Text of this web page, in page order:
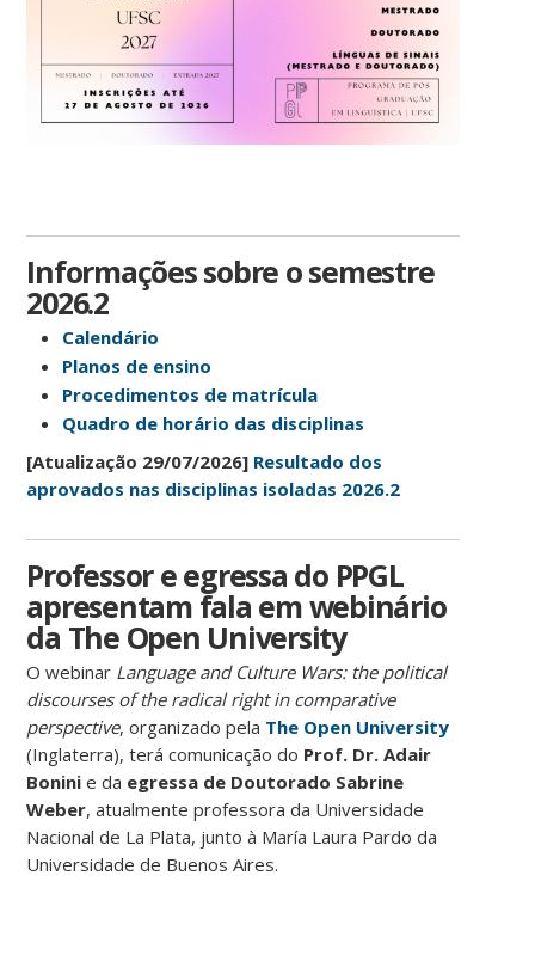
Informações sobre o semestre
2026.2
Calendário
Planos de ensino
Procedimentos de matrícula
Quadro de horário das disciplinas
[Atualização 29/07/2026] Resultado dos
aprovados nas disciplinas isoladas 2026.2
Professor e egressa do PPGL
apresentam fala em webinário
da The Open University
O webinar Language and Culture Wars: the political
discourses of the radical right in comparative
perspective, organizado pela The Open University
(Inglaterra), terá comunicação do Prof. Dr. Adair
Bonini e da egressa de Doutorado Sabrine
Weber, atualmente professora da Universidade
Nacional de La Plata, junto à María Laura Pardo da
Universidade de Buenos Aires.